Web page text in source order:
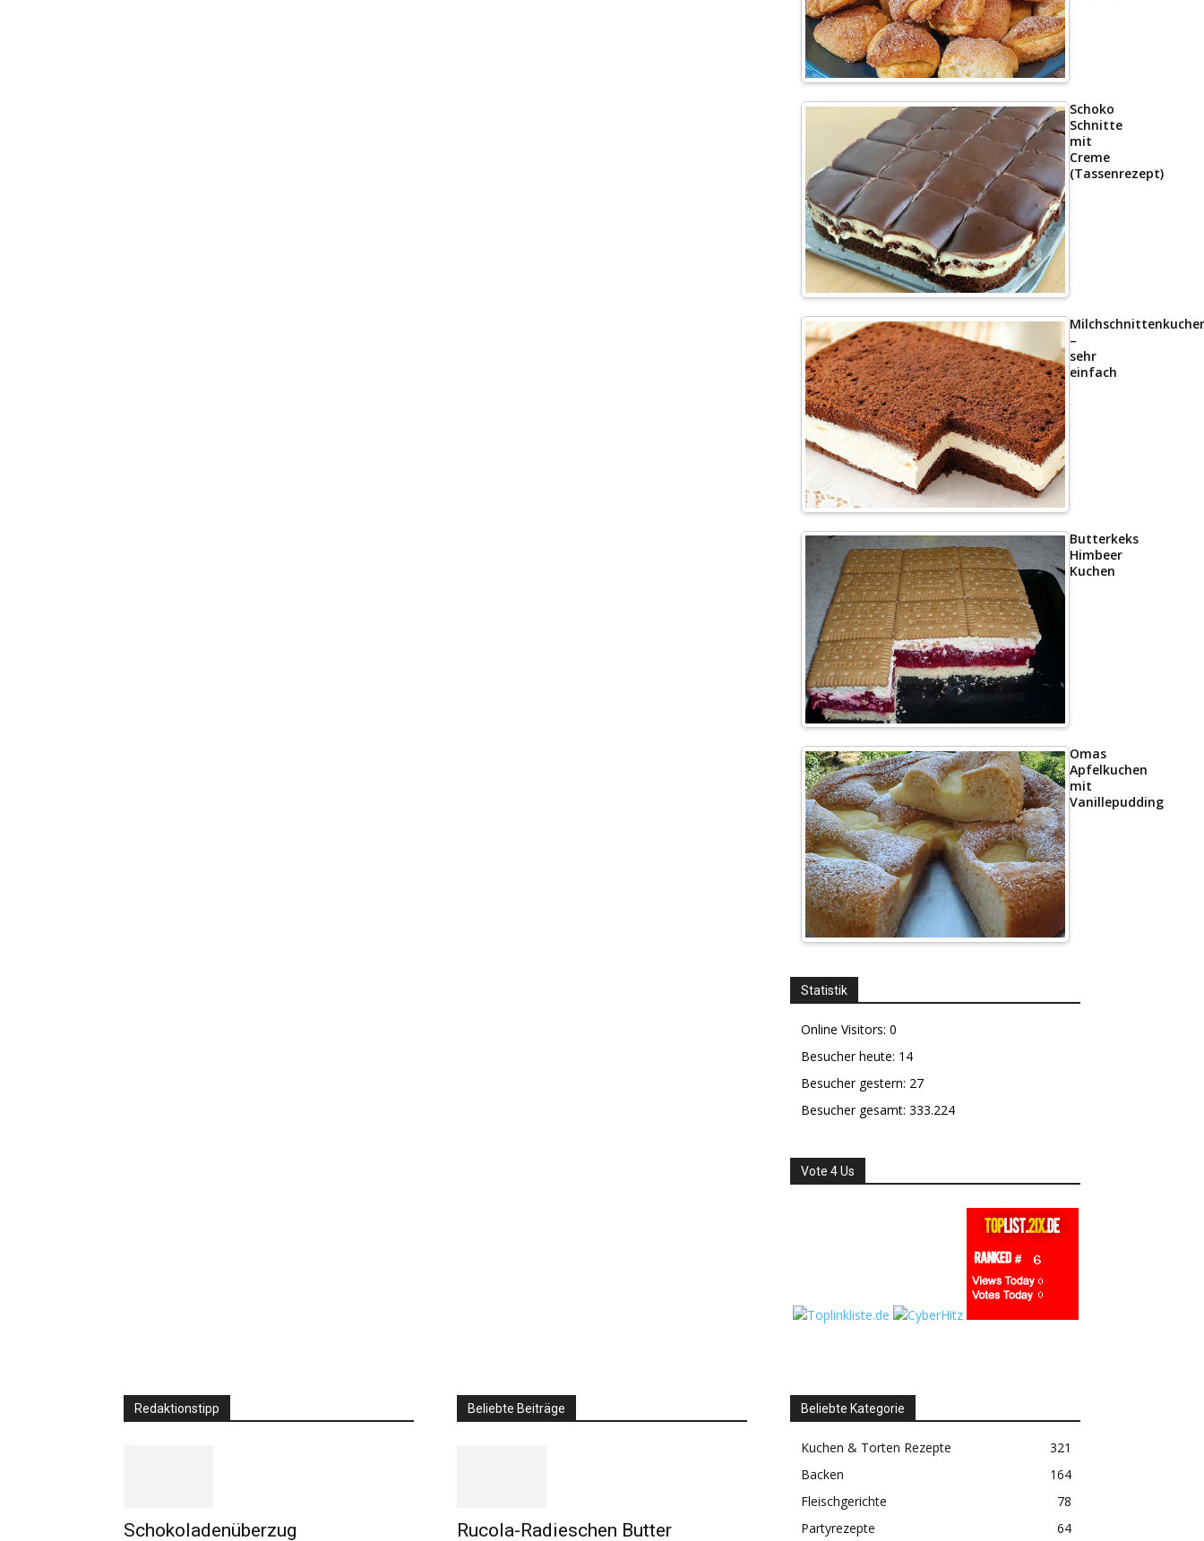
Schoko
Schnitte
mit
Creme
(Tassenrezept)
–
sehr
einfach
Butterkeks
Himbeer
Kuchen
Omas
Apfelkuchen
mit
Vanillepudding
Statistik
Online Visitors: 0
Besucher heute: 14
Besucher gestern: 27
Besucher gesamt: 333.224
Vote 4 Us
Redaktionstipp
Schokoladenüberzug
Beliebte Beiträge
Rucola-Radieschen Butter
Beliebte Kategorie
Kuchen & Torten Rezepte
321
Backen
164
Fleischgerichte
78
Partyrezepte
64